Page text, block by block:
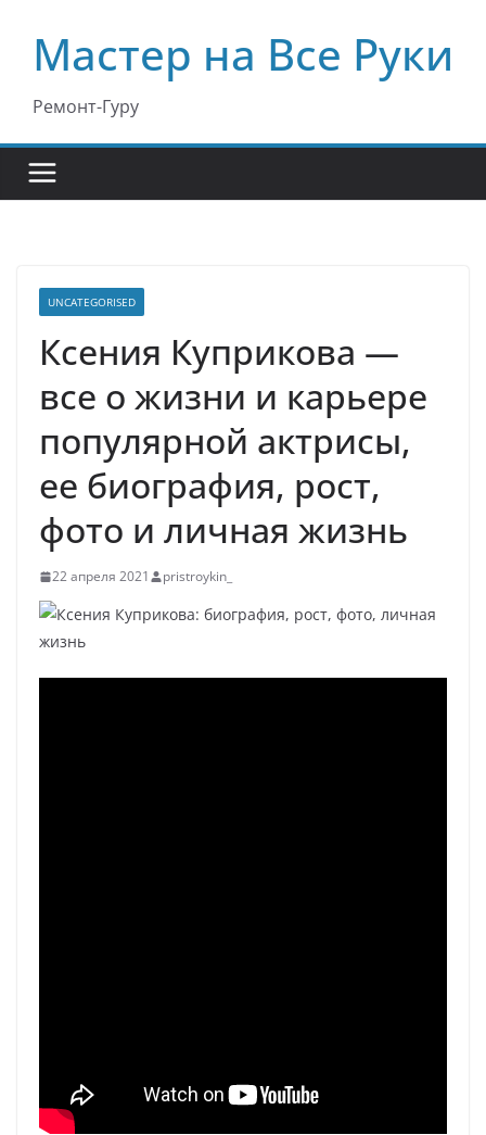
содержимому
Мастер на Все Руки
Ремонт-Гуру
UNCATEGORISED
Ксения Куприкова —
все о жизни и карьере
популярной актрисы,
ее биография, рост,
фото и личная жизнь
22 апреля 2021 pristroykin_